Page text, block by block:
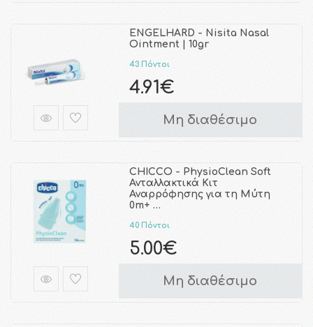
ENGELHARD - Nisita Nasal
Ointment | 10gr
43 Πόντοι
4.91€
Μη διαθέσιμο
CHICCO - PhysioClean Soft
Ανταλλακτικά Κιτ
Αναρρόφησης για τη Μύτη
0m+ …
40 Πόντοι
5.00€
Μη διαθέσιμο